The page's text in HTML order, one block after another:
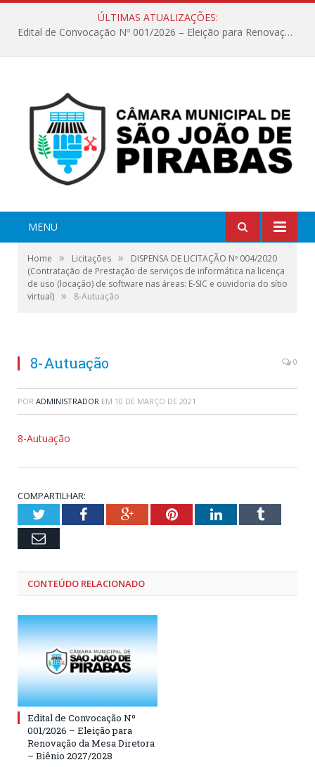
ÚLTIMAS ATUALIZAÇÕES:
Edital de Convocação Nº 001/2026 – Eleição para Renovação da Mesa Diretora – Biênio 2027/2028
MENU
Home » Licitações »
DISPENSA DE LICITAÇÃO Nº 004/2020
(Contratação de Prestação de serviços de informática na licença
de uso (locação) de software nas áreas: E-SIC e ouvidoria do sítio
virtual) » 8-Autuação
8-Autuação 0
POR ADMINISTRADOR EM 10 DE MARÇO DE 2021
8-Autuação
COMPARTILHAR:
TwitterFacebookGoogle+PinterestLinkedInTumblr
Email
CONTEÚDO RELACIONADO
Edital de Convocação Nº
001/2026 – Eleição para
Renovação da Mesa Diretora
– Biênio 2027/2028